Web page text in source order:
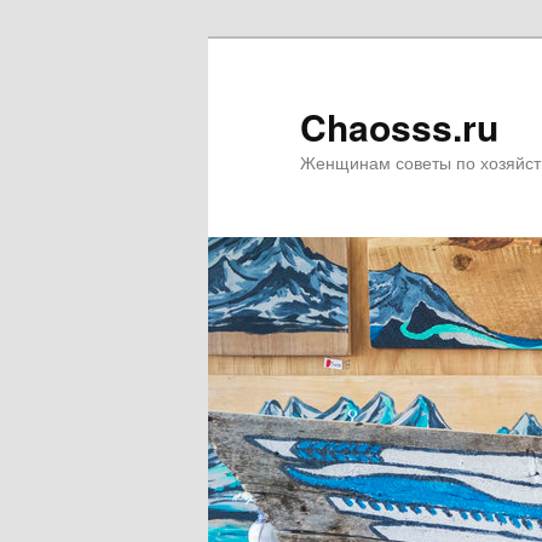
Chaosss.ru
Женщинам советы по